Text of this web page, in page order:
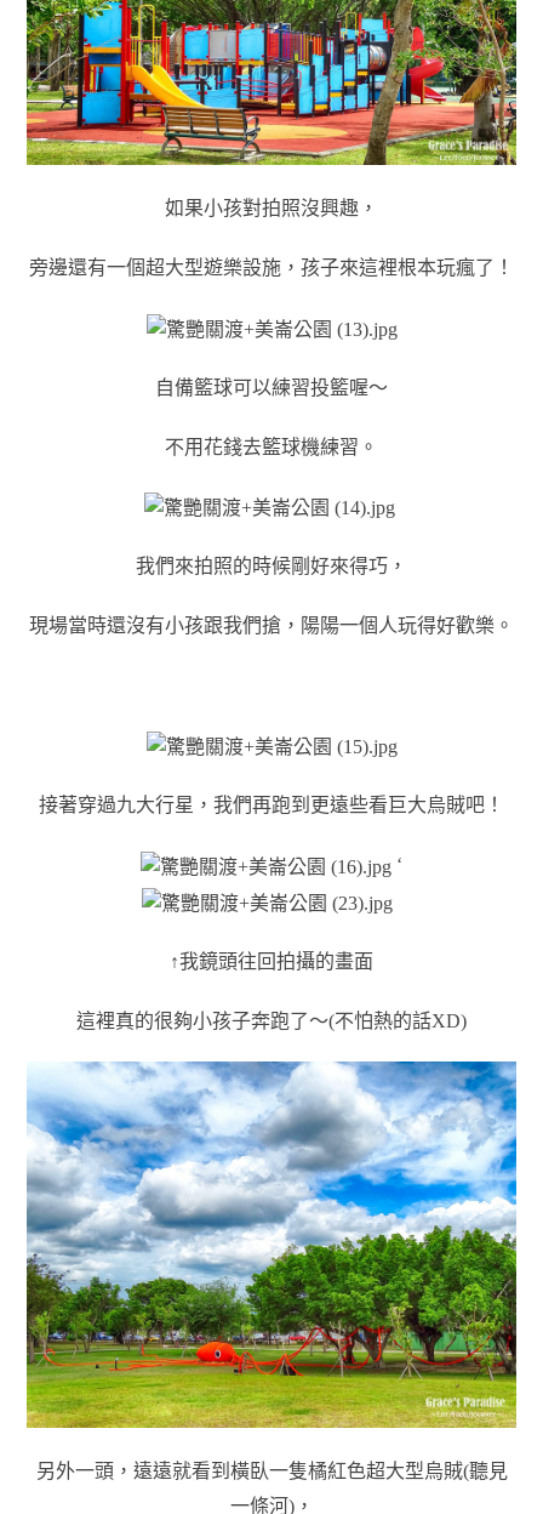
如果小孩對拍照沒興趣，
旁邊還有一個超大型遊樂設施，孩子來這裡根本玩瘋了！
自備籃球可以練習投籃喔～
不用花錢去籃球機練習。
我們來拍照的時候剛好來得巧，
現場當時還沒有小孩跟我們搶，陽陽一個人玩得好歡樂。
接著穿過九大行星，我們再跑到更遠些看巨大烏賊吧！
‘
↑我鏡頭往回拍攝的畫面
這裡真的很夠小孩子奔跑了～(不怕熱的話XD)
另外一頭，遠遠就看到橫臥一隻橘紅色超大型烏賊(聽見
一條河)，